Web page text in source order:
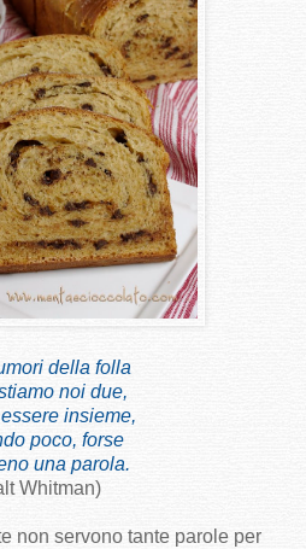
della folla
noi due,
insieme,
poco, forse
una parola.
Whitman)
non servono tante parole per